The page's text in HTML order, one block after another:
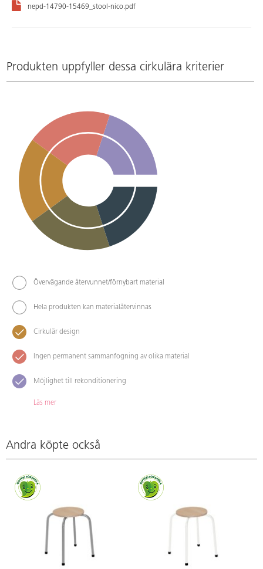
nepd-14790-15469_stool-nico.pdf
Produkten uppfyller dessa cirkulära kriterier
Övervägande återvunnet/förnybart material
Hela produkten kan materialåtervinnas
Cirkulär design
Ingen permanent sammanfogning av olika material
Möjlighet till rekonditionering
Läs mer
Andra köpte också